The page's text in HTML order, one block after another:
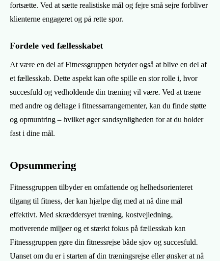
fortsætte. Ved at sætte realistiske mål og fejre små sejre forbliver
klienterne engageret og på rette spor.
Fordele ved fællesskabet
At være en del af Fitnessgruppen betyder også at blive en del af
et fællesskab. Dette aspekt kan ofte spille en stor rolle i, hvor
succesfuld og vedholdende din træning vil være. Ved at træne
med andre og deltage i fitnessarrangementer, kan du finde støtte
og opmuntring – hvilket øger sandsynligheden for at du holder
fast i dine mål.
Opsummering
Fitnessgruppen tilbyder en omfattende og helhedsorienteret
tilgang til fitness, der kan hjælpe dig med at nå dine mål
effektivt. Med skræddersyet træning, kostvejledning,
motiverende miljøer og et stærkt fokus på fællesskab kan
Fitnessgruppen gøre din fitnessrejse både sjov og succesfuld.
Uanset om du er i starten af din træningsrejse eller ønsker at nå